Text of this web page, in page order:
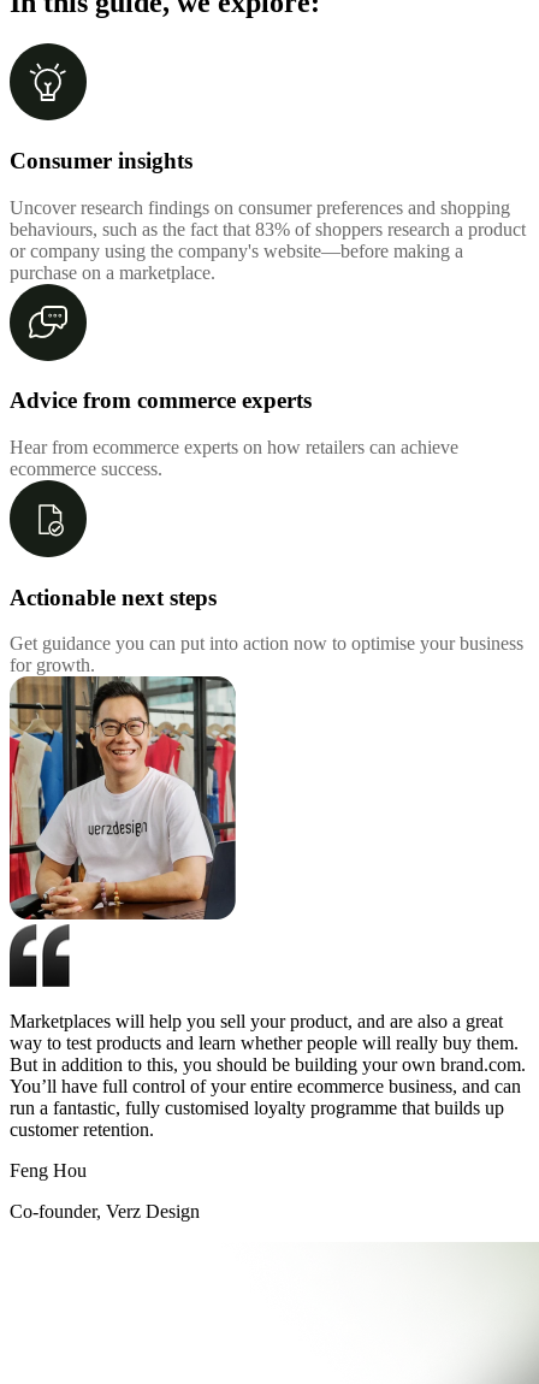
Consumer insights
Uncover research findings on consumer preferences and shopping
behaviours, such as the fact that 83% of shoppers research a product
or company using the company's website—before making a
purchase on a marketplace.
Advice from commerce experts
Hear from ecommerce experts on how retailers can achieve
ecommerce success.
Actionable next steps
Get guidance you can put into action now to optimise your business
for growth.
Marketplaces will help you sell your product, and are also a great
way to test products and learn whether people will really buy them.
But in addition to this, you should be building your own brand.com.
You’ll have full control of your entire ecommerce business, and can
run a fantastic, fully customised loyalty programme that builds up
customer retention.
Feng Hou
Co-founder, Verz Design